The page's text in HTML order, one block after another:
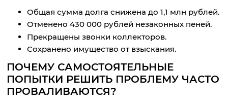
Общая сумма долга снижена до 1,1 млн рублей.
Отменено 430 000 рублей незаконных пеней.
Прекращены звонки коллекторов.
Сохранено имущество от взыскания.
ПОЧЕМУ САМОСТОЯТЕЛЬНЫЕ
ПОПЫТКИ РЕШИТЬ ПРОБЛЕМУ ЧАСТО
ПРОВАЛИВАЮТСЯ?